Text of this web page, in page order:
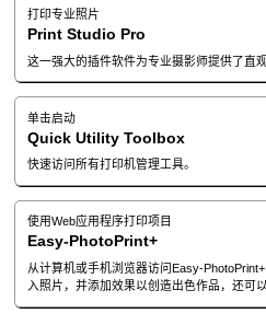
打印专业照片
Print Studio Pro
这一强大的插件软件为专业摄影师提供了直
单击启动
Quick Utility Toolbox
快速访问所有打印机管理工具。
使用Web应用程序打印项目
Easy-PhotoPrint+
从计算机或手机浏览器访问Easy-PhotoPrint+
入照片，并添加效果以创造出色作品，还可